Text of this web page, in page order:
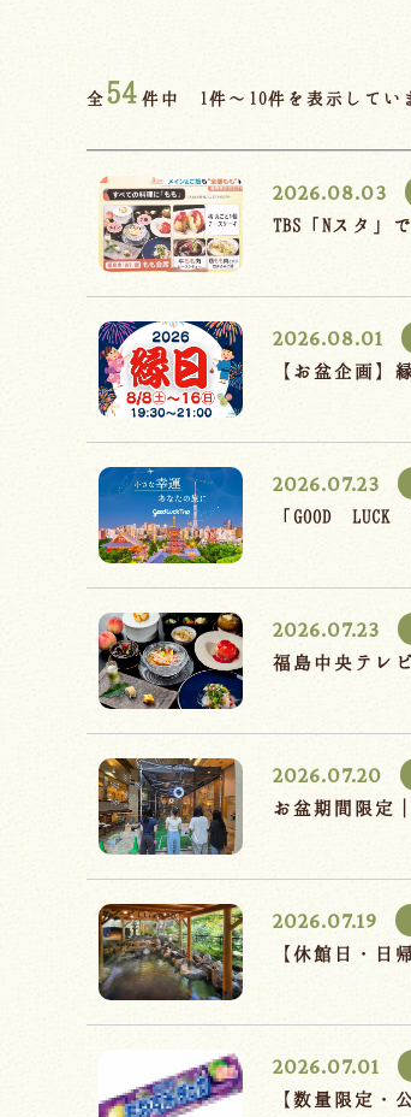
全 54 件中 1件～10件を表示してい
2026.08.03
TBS「Nスタ」
2026.08.01
【お盆企画】
2026.07.23
「GOOD
2026.07.23
福島中央テレ
2026.07.20
お盆期間限定
2026.07.19
【休館日・日
2026.07.01
【数量限定・